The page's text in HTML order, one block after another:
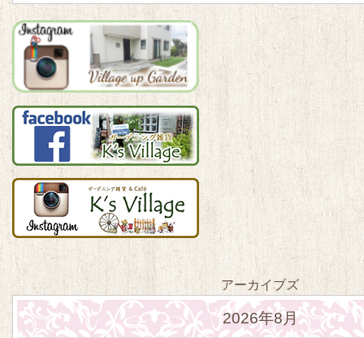
アーカイブズ
2026年8月